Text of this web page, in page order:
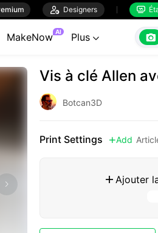
 Designers 
MakeNow AI Plus  
Vis à clé Allen
Botcan3D
Print Settings Add
 Ajouter